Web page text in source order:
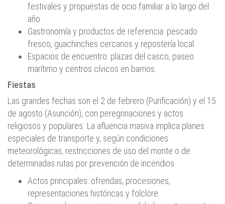
festivales y propuestas de ocio familiar a lo largo del
año.
Gastronomía y productos de referencia: pescado
fresco, guachinches cercanos y repostería local.
Espacios de encuentro: plazas del casco, paseo
marítimo y centros cívicos en barrios.
Fiestas
Las grandes fechas son el 2 de febrero (Purificación) y el 15
de agosto (Asunción), con peregrinaciones y actos
religiosos y populares. La afluencia masiva implica planes
especiales de transporte y, según condiciones
meteorológicas, restricciones de uso del monte o de
determinadas rutas por prevención de incendios.
Actos principales: ofrendas, procesiones,
representaciones históricas y folclore.